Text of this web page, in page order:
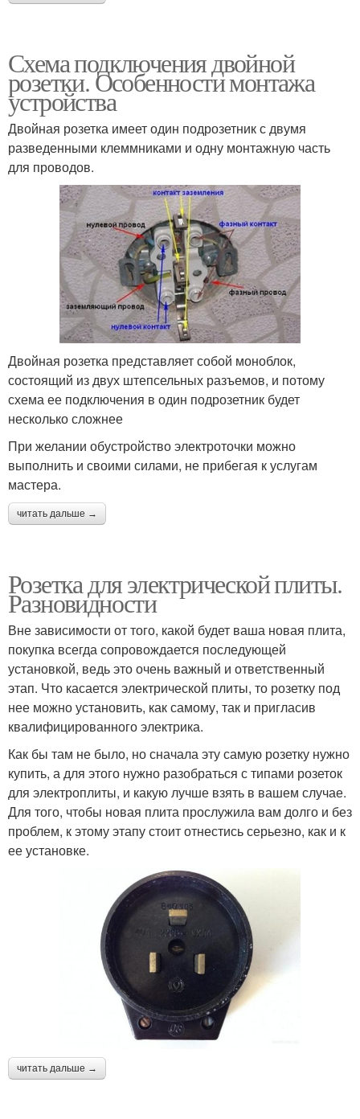
Схема подключения двойной
розетки. Особенности монтажа
устройства
Двойная розетка имеет один подрозетник с двумя
разведенными клеммниками и одну монтажную часть
для проводов.
Двойная розетка представляет собой моноблок,
состоящий из двух штепсельных разъемов, и потому
схема ее подключения в один подрозетник будет
несколько сложнее
При желании обустройство электроточки можно
выполнить и своими силами, не прибегая к услугам
мастера.
читать дальше →
Розетка для электрической плиты.
Разновидности
Вне зависимости от того, какой будет ваша новая плита,
покупка всегда сопровождается последующей
установкой, ведь это очень важный и ответственный
этап. Что касается электрической плиты, то розетку под
нее можно установить, как самому, так и пригласив
квалифицированного электрика.
Как бы там не было, но сначала эту самую розетку нужно
купить, а для этого нужно разобраться с типами розеток
для электроплиты, и какую лучше взять в вашем случае.
Для того, чтобы новая плита прослужила вам долго и без
проблем, к этому этапу стоит отнестись серьезно, как и к
ее установке.
читать дальше →